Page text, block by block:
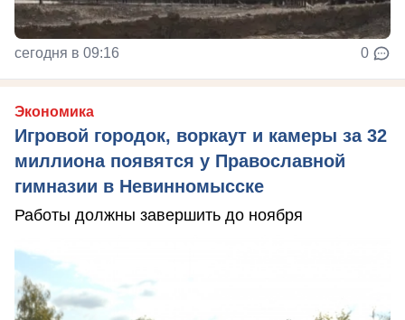
сегодня в 09:16 0
Экономика
Игровой городок, воркаут и камеры за 32
миллиона появятся у Православной
гимназии в Невинномысске
Работы должны завершить до ноября